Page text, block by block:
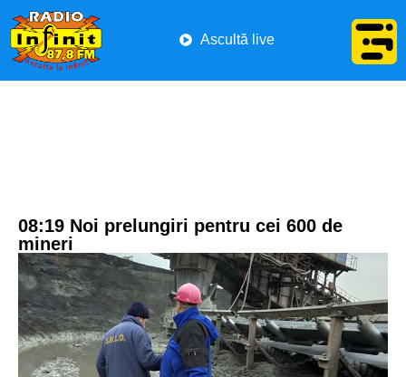
Ascultă live
08:19 Noi prelungiri pentru cei 600 de
mineri